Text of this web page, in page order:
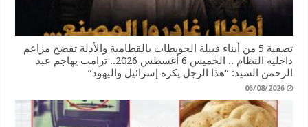
تصفية 5 من أبناء قبيلة الحويطات بالقطامية والأدلة تفضح مزاعم
داخلية النظام .. الخميس 6 أغسطس 2026.. ترامب يهاجم عبد
الرحمن السيد: “هذا الرجل يكره إسرائيل واليهود”
06/08/2026